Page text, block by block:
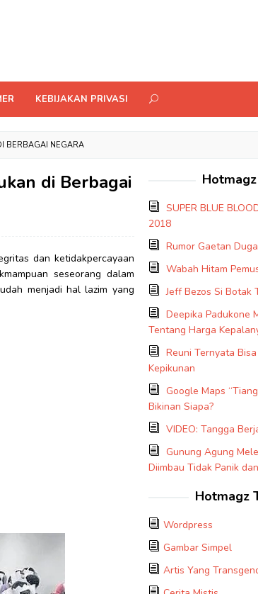
KEBIJAKAN PRIVASI
BERBAGAI NEGARA
di Berbagai
dan ketidakpercayaan
seseorang dalam
menjadi hal lazim yang
SUPER BLUE
2018
Rumor Gaetan
Wabah Hitam
Jeff Bezos Si Botak
Deepika Padukone
Tentang Harga
Reuni Ternyata
Kepikunan
Google Maps
Bikinan Siapa?
VIDEO: Tangga
Gunung Agung
Diimbau Tidak Panik
Hotmagz
Wordpress
Gambar Simpel
Artis Yang